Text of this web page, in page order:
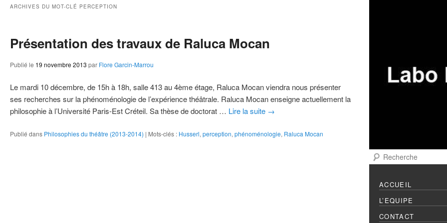
Recherche
ACCUEIL
L’EQUIPE
CONTACT
ARCHIVES DU MOT-CLÉ PERCEPTION
Présentation des travaux de Raluca Mocan
Publié le 19 novembre 2013 par Flore Garcin-Marrou
Le mardi 10 décembre, de 15h à 18h, salle 413 au 4ème étage, Raluca Mocan viendra nous présenter
ses recherches sur la phénoménologie de l’expérience théâtrale. Raluca Mocan enseigne actuellement la
philosophie à l’Université Paris-Est Créteil. Sa thèse de doctorat … Lire la suite →
Publié dans Philosophies du théâtre (2013-2014) | Mots-clés : Husserl, perception, phénoménologie, Raluca Mocan